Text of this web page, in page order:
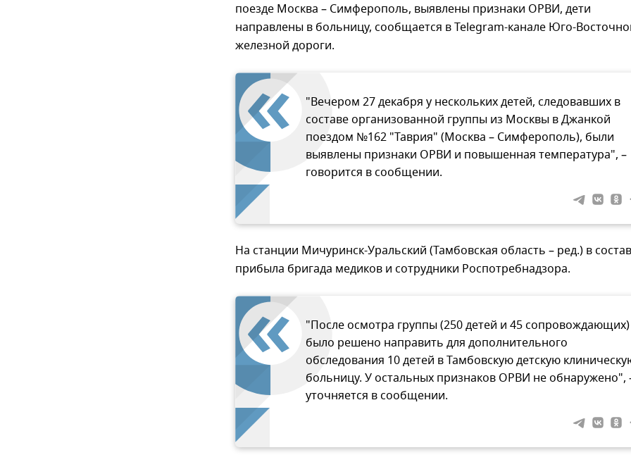
поезде Москва – Симферополь, выявлены признаки ОРВИ, дети
направлены в больницу, сообщается в Telegram-канале Юго-
железной дороги.
"Вечером 27 декабря у нескольких детей, следовавших в
составе организованной группы из Москвы в Джанкой
поездом №162 "Таврия" (Москва – Симферополь), были
выявлены признаки ОРВИ и повышенная температура", –
говорится в сообщении.
На станции Мичуринск-Уральский (Тамбовская область – ред.) в состав
прибыла бригада медиков и сотрудники Роспотребнадзора.
"После осмотра группы (250 детей и 45 сопровождающих)
было решено направить для дополнительного
обследования 10 детей в Тамбовскую детскую
больницу. У остальных признаков ОРВИ не обнаружено",
уточняется в сообщении.